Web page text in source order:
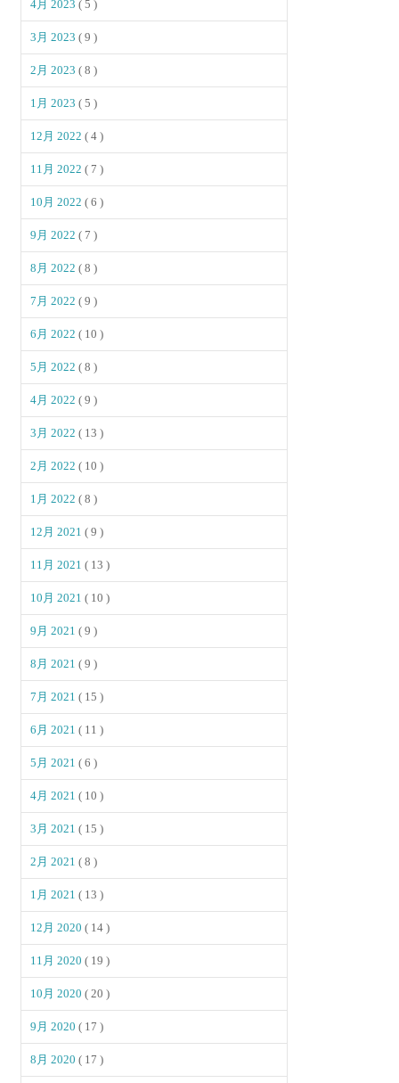
4月 2023( 5 )
3月 2023( 9 )
2月 2023( 8 )
1月 2023( 5 )
12月 2022( 4 )
11月 2022( 7 )
10月 2022( 6 )
9月 2022( 7 )
8月 2022( 8 )
7月 2022( 9 )
6月 2022( 10 )
5月 2022( 8 )
4月 2022( 9 )
3月 2022( 13 )
2月 2022( 10 )
1月 2022( 8 )
12月 2021( 9 )
11月 2021( 13 )
10月 2021( 10 )
9月 2021( 9 )
8月 2021( 9 )
7月 2021( 15 )
6月 2021( 11 )
5月 2021( 6 )
4月 2021( 10 )
3月 2021( 15 )
2月 2021( 8 )
1月 2021( 13 )
12月 2020( 14 )
11月 2020( 19 )
10月 2020( 20 )
9月 2020( 17 )
8月 2020( 17 )